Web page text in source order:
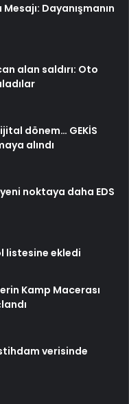
Dayanışmanın
alan saldırı: Oto
dönem… GEKİS
alındı
noktaya daha EDS
listesine ekledi
Kamp Macerası
verisinde